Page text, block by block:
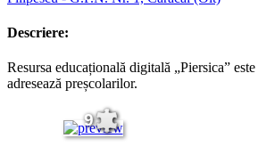
Descriere:
Resursa educațională digitală „Piersica”
adresează preșcolarilor.
9